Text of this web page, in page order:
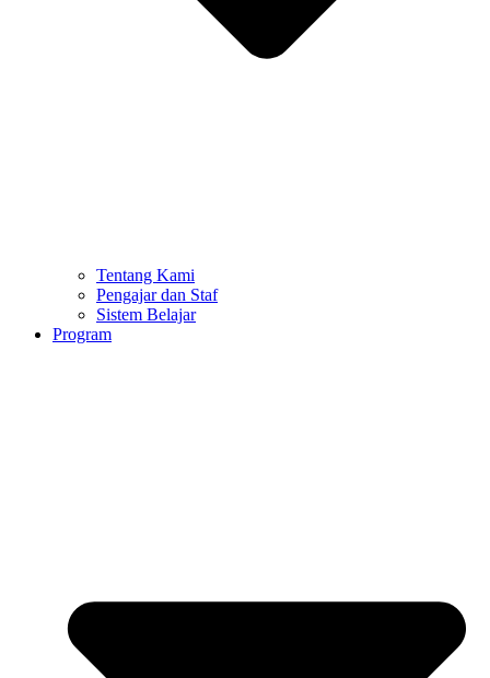
Tentang Kami
Pengajar dan Staf
Sistem Belajar
Program